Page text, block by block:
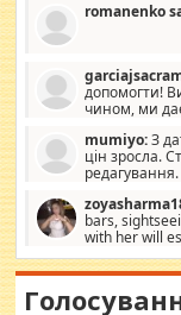
romanenko
допомогти!
чином, ми
допомагати
заслуговує на
повинні приймати
витрат, а тільки
коментуйте цей
зв'яжемося з вами
сьогодні на
гроші? Ми можемо
mumiyo:З
цін зросла.
редагування.
bars,
with her will
sexy escort
hotel had to spend
woman "Love